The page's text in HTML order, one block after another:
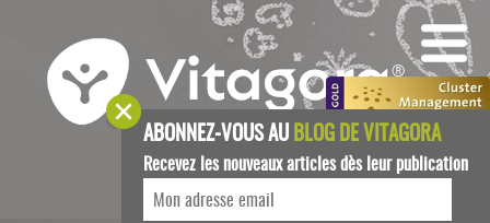
ABONNEZ-VOUS AUBLOG DE VITAGORA
Recevez les nouveaux articles dès leur publication